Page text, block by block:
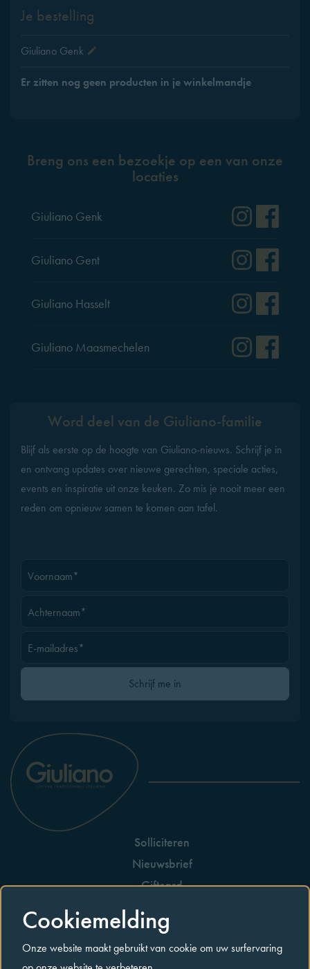
Je bestelling
Giuliano Genk
Er zitten nog geen producten in je winkelmandje
Breng ons een bezoekje op een van onze
locaties
Giuliano Genk
Giuliano Gent
Giuliano Hasselt
Giuliano Maasmechelen
Word deel van de Giuliano-familie
Blijf als eerste op de hoogte van Giuliano-nieuws. Schrijf je in
en ontvang updates over nieuwe gerechten, speciale acties,
events en inspiratie uit onze keuken. Zo mis je nooit meer een
reden om opnieuw samen te komen aan tafel.
Voornaam*
Achternaam*
E-mailadres*
Gelieve dit veld leeg te latenSchrijf me in
Solliciteren
Nieuwsbrief
Giftcard
Huisreglement
Allergenen
Contact
Cookiemelding
Onze website maakt gebruikt van cookie om uw surfervaring